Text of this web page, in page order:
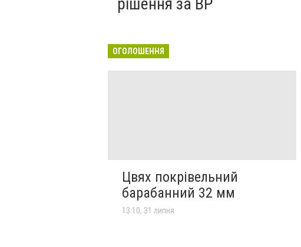
ОГОЛОШЕННЯ
Цвях покрівельний
барабанний 32 мм
13:10, 31 липня